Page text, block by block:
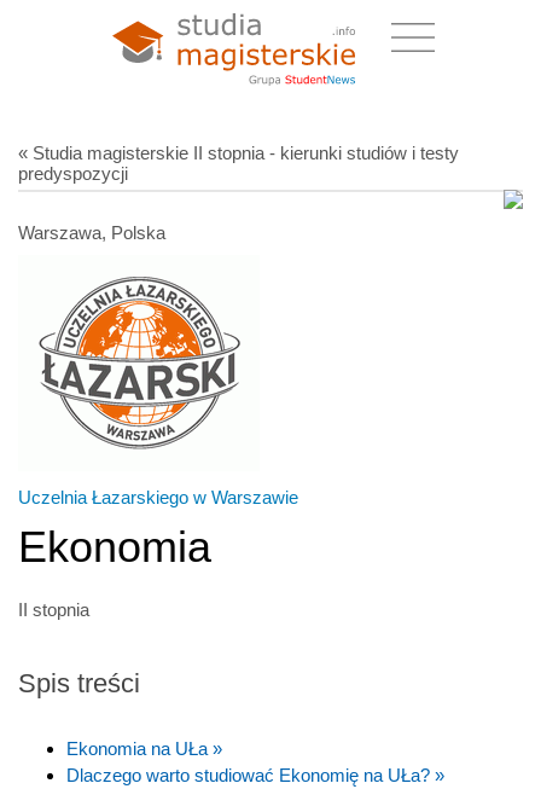
« Studia magisterskie II stopnia - kierunki studiów i testy
predyspozycji
Warszawa, Polska
Uczelnia Łazarskiego w Warszawie
Ekonomia
II stopnia
Spis treści
Ekonomia na UŁa »
Dlaczego warto studiować Ekonomię na UŁa? »